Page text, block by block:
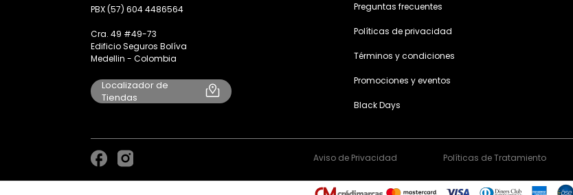
PBX (57) 604 4486564
Cra. 49 #49-73
Edificio Seguros Bolíva
Medellin - Colombia
Localizador de
Tiendas
Preguntas frecuentes
Políticas de privacidad
Términos y condiciones
Promociones y eventos
Black Days
Aviso de Privacidad Políticas de Tratamiento